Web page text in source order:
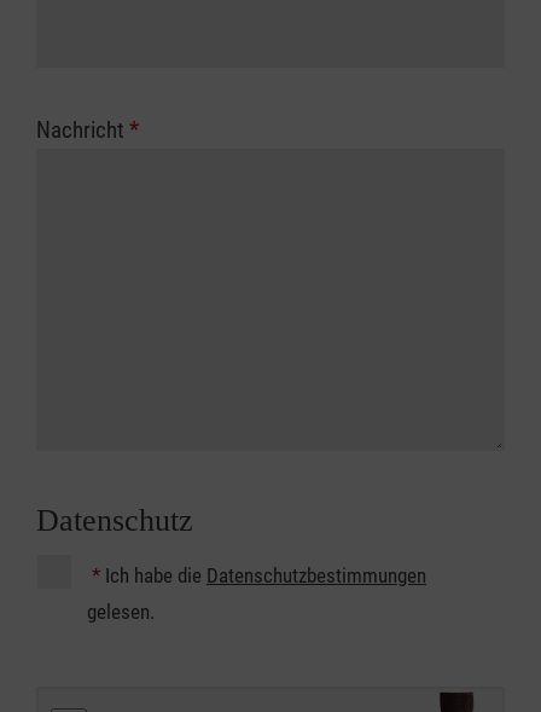
Nachricht *
Datenschutz
* Ich habe die Datenschutzbestimmungen
gelesen.